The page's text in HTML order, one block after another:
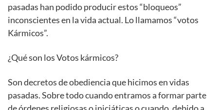
pasadas han podido producir estos “bloqueos”
inconscientes en la vida actual. Lo llamamos “votos
Kármicos”.
¿Qué son los Votos kármicos?
Son decretos de obediencia que hicimos en vidas
pasadas. Sobre todo cuando entramos a formar parte